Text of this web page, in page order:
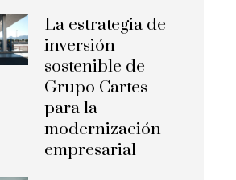
La estrategia de
inversión
sostenible de
Grupo Cartes
para la
modernización
empresarial